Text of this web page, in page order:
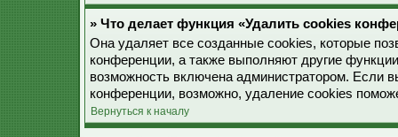
» Что делает функция «Удалить cookies
Она удаляет все созданные cookies, которые
конференции, а также выполняют другие
возможность включена администратором. Если
конференции, возможно, удаление cookies
Вернуться к началу